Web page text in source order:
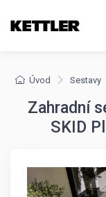
Úvod Sestavy
Zahradní
SKID